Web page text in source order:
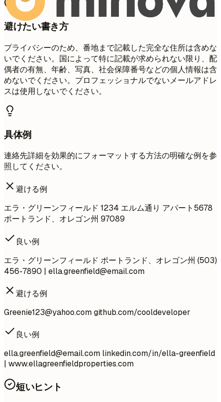
避けたい書き方
プライバシーのため、番地まで記載した完全な住所は含めな
いでください。国によって特に記載が求められない限り、配
偶者の有無、年齢、写真、社会保障番号などの個人情報は含
めないでください。プロフェッショナルでないメールアドレ
スは使用しないでください。
具体例
連絡先詳細を効果的にフォーマットする方法の明確な例を参
照してください。
避ける例
エラ・グリーンフィールド 1234 エルム通り アパート5678
ポートランド、オレゴン州 97089
良い例
エラ・グリーンフィールド ポートランド、オレゴン州 (503)
456-7890 | ella.greenfield@email.com
避ける例
Greenie123@yahoo.comgithub.com/cooldeveloper
良い例
ella.greenfield@email.com linkedin.com/in/ella-greenfield
| www.ellagreenfieldproperties.com
短いヒント